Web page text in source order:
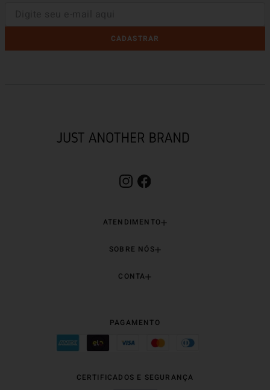
CADASTRAR
ATENDIMENTO
SOBRE NÓS
CONTA
PAGAMENTO
CERTIFICADOS E SEGURANÇA